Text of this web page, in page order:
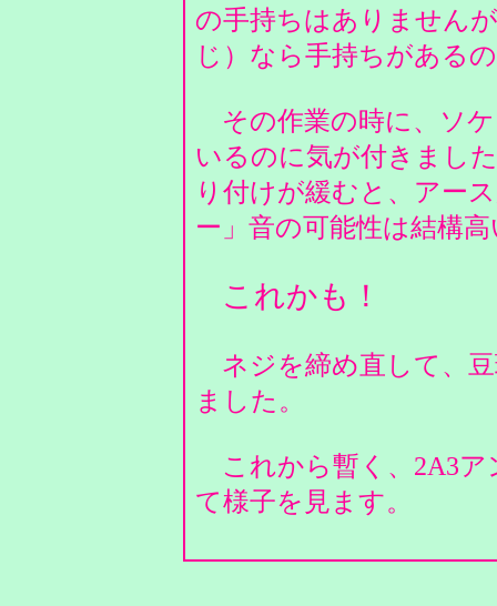
の手持ちはありません
じ）なら手持ちがある
その作業の時に、ソ
いるのに気が付きまし
り付けが緩むと、アー
ー」音の可能性は結構
これかも！
ネジを締め直して、
ました。
これから暫く、2A3ア
て様子を見ます。